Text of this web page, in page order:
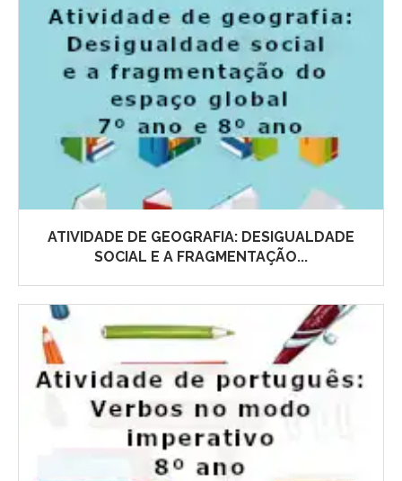
ATIVIDADE DE GEOGRAFIA: DESIGUALDADE
SOCIAL E A FRAGMENTAÇÃO...